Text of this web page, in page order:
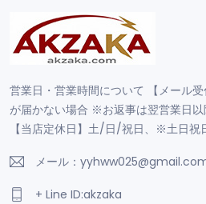
営業日・営業時間について 【メール
が届かない場合 ※お返事は翌営業日以
【当店定休日】土/日/祝日、※土日祝
メール：
+ Line ID:akzaka